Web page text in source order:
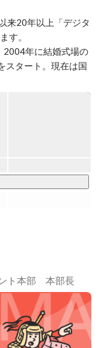
業種」「キャリア
。そこから営業キ
来20年以上「デジタ
す。
2004年に結婚式場の
スタート。現在は国
情報サイト
Ringraph（リングラ
ト本部 本部長